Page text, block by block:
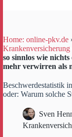
Home: online-pkv.de
Krankenversicherung
so sinnlos wie
mehr verwirren als
Beschwerdestatistik
oder: Warum solche
Sven